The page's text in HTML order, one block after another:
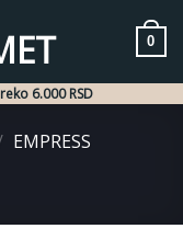
0
6.000 RSD
EMPRESS